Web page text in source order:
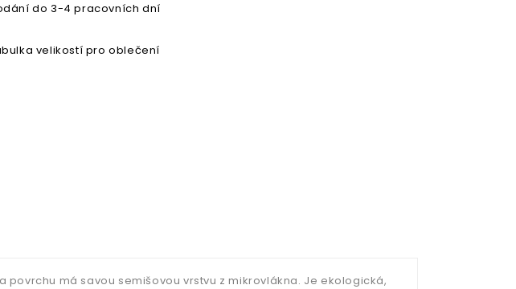
do 3-4 pracovních dní
velikostí pro oblečení
má savou semišovou vrstvu z mikrovlákna. Je ekologická,